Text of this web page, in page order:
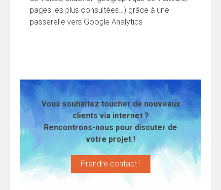
pages les plus consultées…) grâce à une
passerelle vers Google Analytics
Vous souhaitez toucher de nouveaux
clients via internet ?
Rencontrons-nous pour discuter de
votre projet !
Prendre contact !